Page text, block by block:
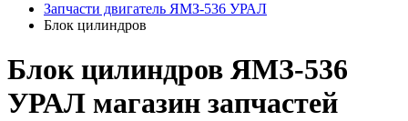
Запчасти двигатель ЯМЗ-536 УРАЛ
Блок цилиндров
Блок цилиндров ЯМЗ-536
УРАЛ магазин запчастей